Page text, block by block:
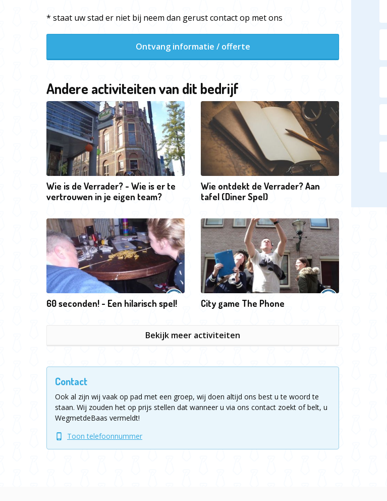
* staat uw stad er niet bij neem dan gerust contact op met ons
Ontvang informatie / offerte
Andere activiteiten van dit bedrijf
Wie is de Verrader? - Wie is er te
vertrouwen in je eigen team?
Wie ontdekt de Verrader? Aan
tafel (Diner Spel)
60 seconden! - Een hilarisch spel! City game The Phone
Bekijk meer activiteiten
Contact
Ook al zijn wij vaak op pad met een groep, wij doen altijd ons best u te woord te
staan. Wij zouden het op prijs stellen dat wanneer u via ons contact zoekt of belt, u
WegmetdeBaas vermeldt!
Toon telefoonnummer